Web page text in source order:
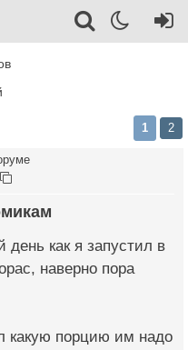
1 2
день как я запустил в
наверно пора
какую порцию им надо